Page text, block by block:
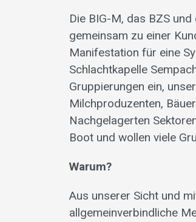
Die BIG-M, das BZS
gemeinsam zu einer
Manifestation für eine
Schlachtkapelle
Gruppierungen ein,
Milchproduzenten,
Nachgelagerten
Boot und wollen viele
Warum?
Aus unserer Sicht und
allgemeinverbindliche